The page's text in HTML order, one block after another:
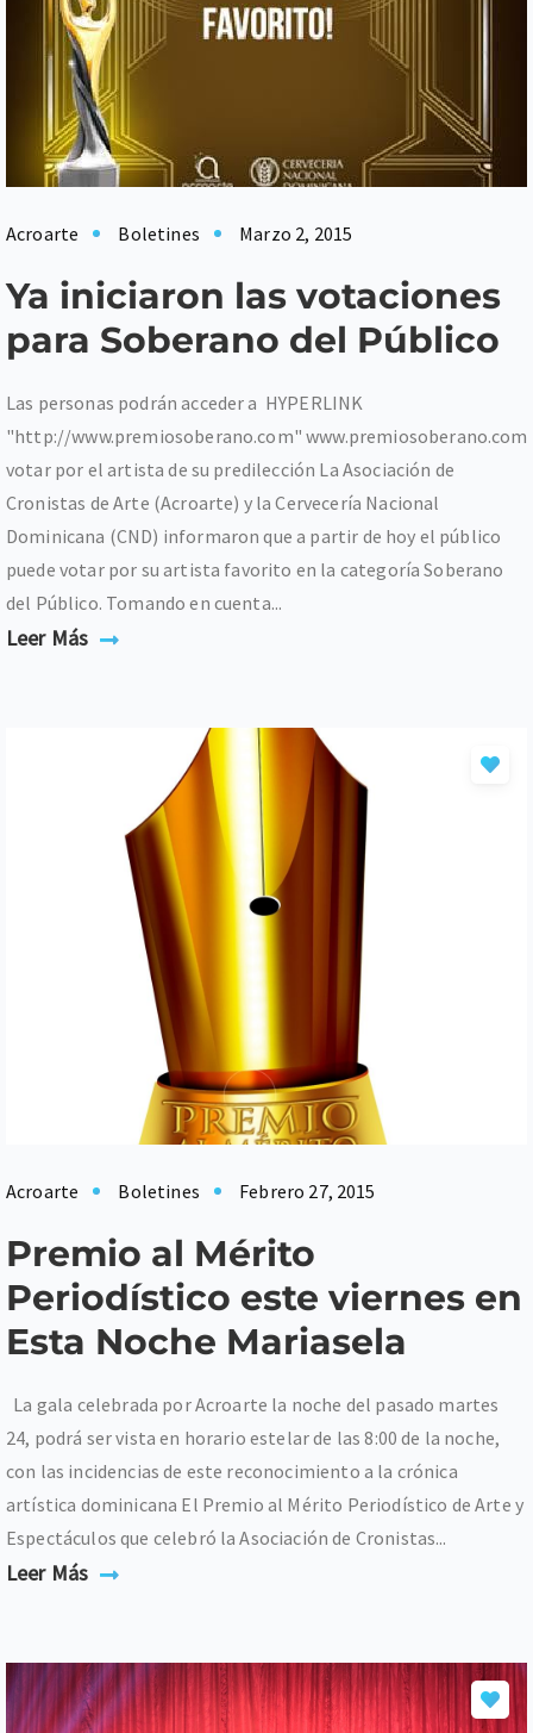
Acroarte Boletines Marzo 2, 2015
Ya iniciaron las votaciones
para Soberano del Público
Las personas podrán acceder a HYPERLINK
"http://www.premiosoberano.com"
votar por el artista de su predilección La Asociación de
Cronistas de Arte (Acroarte) y la Cervecería Nacional
Dominicana (CND) informaron que a partir de hoy el público
puede votar por su artista favorito en la categoría Soberano
del Público. Tomando en cuenta...
Leer Más
Acroarte Boletines Febrero 27, 2015
Premio al Mérito
Periodístico este viernes en
Esta Noche Mariasela
La gala celebrada por Acroarte la noche del pasado martes
24, podrá ser vista en horario estelar de las 8:00 de la noche,
con las incidencias de este reconocimiento a la crónica
artística dominicana El Premio al Mérito Periodístico de Arte y
Espectáculos que celebró la Asociación de Cronistas...
Leer Más